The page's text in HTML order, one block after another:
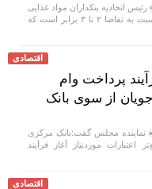
رئیس اتحادیه بنکداران مواد غذایی
گفت: توزیع کالا نسبت به تقاضا ۲ تا ۳ برابر است که
اقتصادی
پرداخت وام
از سوی بانک
نماینده مجلس گفت:بانک مرکزی
اعتبارات موردنیاز آغاز فرآیند
اقتصادی